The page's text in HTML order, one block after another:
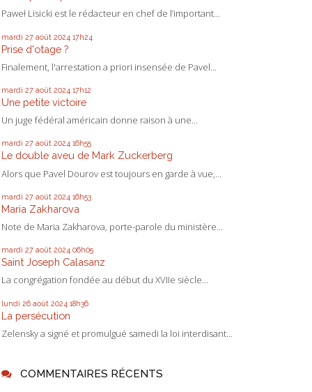
Paweł Lisicki est le rédacteur en chef de l’important...
mardi 27 août 2024 17h24
Prise d'otage ?
Finalement, l'arrestation a priori insensée de Pavel...
mardi 27 août 2024 17h12
Une petite victoire
Un juge fédéral américain donne raison à une...
mardi 27 août 2024 16h55
Le double aveu de Mark Zuckerberg
Alors que Pavel Dourov est toujours en garde à vue,...
mardi 27 août 2024 16h53
Maria Zakharova
Note de Maria Zakharova, porte-parole du ministère...
mardi 27 août 2024 06h05
Saint Joseph Calasanz
La congrégation fondée au début du XVIIe siècle...
lundi 26 août 2024 18h36
La persécution
Zelensky a signé et promulgué samedi la loi interdisant...
COMMENTAIRES RÉCENTS